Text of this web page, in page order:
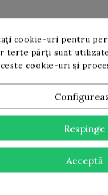
urilor, ediția 2023
proiect PNRR
proiect
cookie-uri pentru
terțe părți sunt
cookie-uri și
Respinge
Acceptă